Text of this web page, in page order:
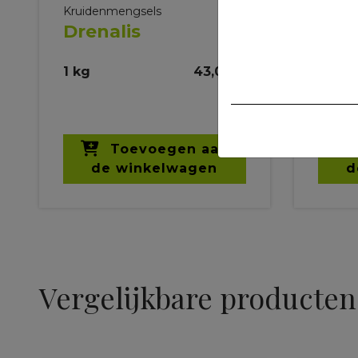
Kruidenmengsels
Drenalis
1 kg 43,00 €
Toevoegen aan
de winkelwagen
Vergelijkbare producten